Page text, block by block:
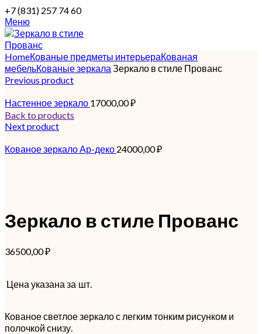
+7 (831) 257 74 60
Меню
HomeКованые предметы интерьераКованая
мебельКованые зеркала Зеркало в стиле Прованс
Previous product
Настенное зеркало 17000,00₽
Back to products
Next product
Кованое зеркало Ар-деко 24000,00₽
Зеркало в стиле Прованс
36500,00₽
Цена указана за шт.
Кованое светлое зеркало с легким тонким рисунком и
полочкой снизу.